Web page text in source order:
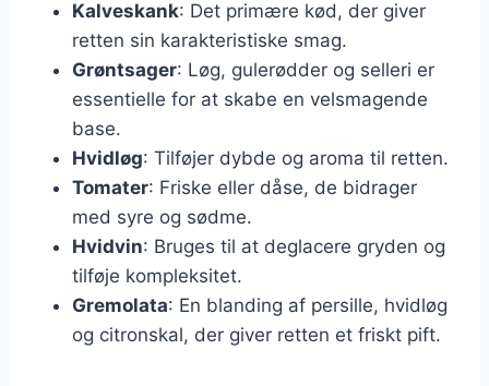
Kalveskank: Det primære kød, der giver
retten sin karakteristiske smag.
Grøntsager: Løg, gulerødder og selleri er
essentielle for at skabe en velsmagende
base.
Hvidløg: Tilføjer dybde og aroma til retten.
Tomater: Friske eller dåse, de bidrager
med syre og sødme.
Hvidvin: Bruges til at deglacere gryden og
tilføje kompleksitet.
Gremolata: En blanding af persille, hvidløg
og citronskal, der giver retten et friskt pift.